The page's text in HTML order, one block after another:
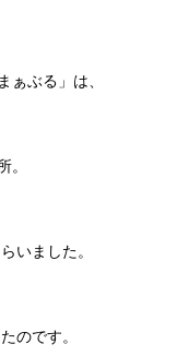
ぁぶる」は、
。
いました。
のです。